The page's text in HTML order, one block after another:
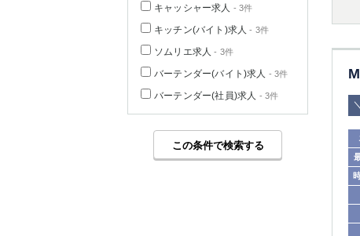
キャッシャー求人 - 3件
キッチン(バイト)求人 - 3件
ソムリエ求人 - 3件
バーテンダー(バイト)求人 - 3件
バーテンダー(社員)求人 - 3件
この条件で検索する